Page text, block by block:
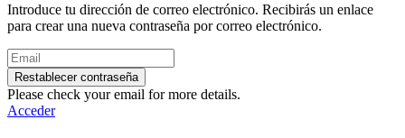
Introduce tu dirección de correo electrónico. Recibirás un enlace
para crear una nueva contraseña por correo electrónico.
Restablecer contraseña
Please check your email for more details.
Acceder